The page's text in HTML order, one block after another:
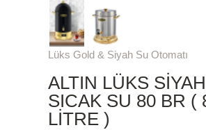
Lüks Gold & Siyah Su Otomatı
ALTIN LÜKS SIYAH
SICAK SU 80 BR (
LITRE )